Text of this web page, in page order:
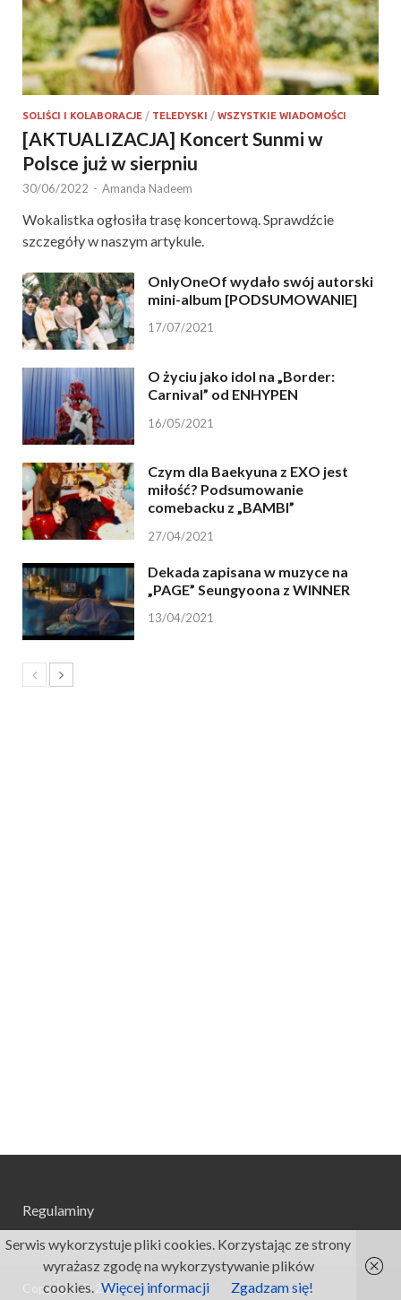
SOLIŚCI I KOLABORACJE / TELEDYSKI / WSZYSTKIE WIADOMOŚCI
[AKTUALIZACJA] Koncert Sunmi w
Polsce już w sierpniu
30/06/2022 - Amanda Nadeem
Wokalistka ogłosiła trasę koncertową. Sprawdźcie
szczegóły w naszym artykule.
OnlyOneOf wydało swój autorski
mini-album [PODSUMOWANIE]
17/07/2021
O życiu jako idol na „Border:
Carnival” od ENHYPEN
16/05/2021
Czym dla Baekyuna z EXO jest
miłość? Podsumowanie
comebacku z „BAMBI”
27/04/2021
Dekada zapisana w muzyce na
„PAGE” Seungyoona z WINNER
13/04/2021
Regulaminy
Copyright © 2026.
Serwis wykorzystuje pliki cookies. Korzystając ze strony
wyrażasz zgodę na wykorzystywanie plików
cookies. Więcej informacji Zgadzam się!